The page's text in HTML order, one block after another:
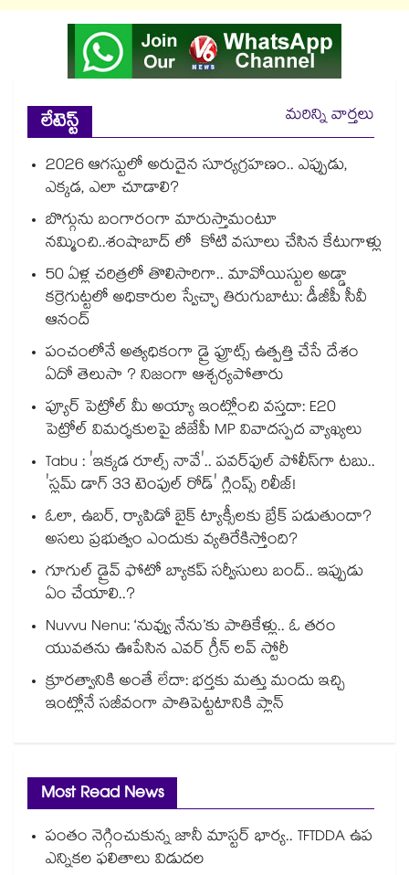
లేటెస్ట్
మరిన్ని వార్తలు
2026 ఆగస్టులో అరుదైన సూర్యగ్రహణం.. ఎప్పుడు,
ఎక్కడ, ఎలా చూడాలి?
బొగ్గును బంగారంగా మారుస్తామంటూ
నమ్మించి..శంషాబాద్ లో కోటి వసూలు చేసిన కేటుగాళ్లు
50 ఏళ్ల చరిత్రలో తొలిసారిగా.. మావోయిస్టుల అడ్డా
కర్రెగుట్టలో అధికారుల స్వేచ్ఛా తిరుగుబాటు: డీజీపీ సీవీ
ఆనంద్
పంచంలోనే అత్యధికంగా డ్రై ఫ్రూట్స్ ఉత్పత్తి చేసే దేశం
ఏదో తెలుసా ? నిజంగా ఆశ్చర్యపోతారు
ప్యూర్ పెట్రోల్ మీ అయ్యా ఇంట్లోంచి వస్తదా: E20
పెట్రోల్ విమర్శకులపై బీజేపీ MP వివాదస్పద వ్యాఖ్యలు
Tabu : 'ఇక్కడ రూల్స్ నావే'.. పవర్‌ఫుల్ పోలీస్‌గా టబు..
'స్లమ్ డాగ్ 33 టెంపుల్ రోడ్' గ్లింప్స్ రిలీజ్!
ఓలా, ఉబర్, ర్యాపిడో బైక్ ట్యాక్సీలకు బ్రేక్ పడుతుందా?
అసలు ప్రభుత్వం ఎందుకు వ్యతిరేకిస్తోంది?
గూగుల్ డ్రైవ్ ఫోటో బ్యాకప్ సర్వీసులు బంద్.. ఇప్పుడు
ఏం చేయాలి..?
Nuvvu Nenu: ‘నువ్వు నేను’కు పాతికేళ్లు.. ఓ తరం
యువతను ఊపేసిన ఎవర్ గ్రీన్ లవ్ స్టోరీ
క్రూరత్వానికి అంతే లేదా: భర్తకు మత్తు మందు ఇచ్చి
ఇంట్లోనే సజీవంగా పాతిపెట్టటానికి ప్లాన్
Most Read News
పంతం నెగ్గించుకున్న జానీ మాస్టర్ భార్య.. TFTDDA ఉప
ఎన్నికల ఫలితాలు విడుదల